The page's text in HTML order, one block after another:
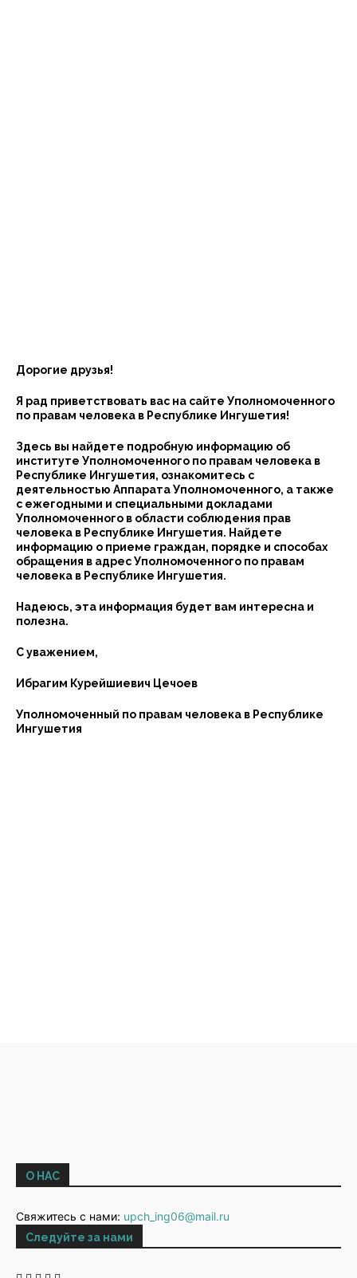
Дорогие друзья!
Я рад приветствовать вас на сайте Уполномоченного
по правам человека в Республике Ингушетия!
Здесь вы найдете подробную информацию об
институте Уполномоченного по правам человека в
Республике Ингушетия, ознакомитесь с
деятельностью Аппарата Уполномоченного, а также
с ежегодными и специальными докладами
Уполномоченного в области соблюдения прав
человека в Республике Ингушетия. Найдете
информацию о приеме граждан, порядке и способах
обращения в адрес Уполномоченного по правам
человека в Республике Ингушетия.
Надеюсь, эта информация будет вам интересна и
полезна.
С уважением,
Ибрагим Курейшиевич Цечоев
Уполномоченный по правам человека в Республике
Ингушетия
О НАС
Свяжитесь с нами: upch_ing06@mail.ru
Следуйте за нами